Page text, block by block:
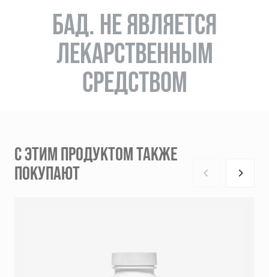
БАД. НЕ ЯВЛЯЕТСЯ
ЛЕКАРСТВЕННЫМ
СРЕДСТВОМ
С ЭТИМ ПРОДУКТОМ ТАКЖЕ
ПОКУПАЮТ